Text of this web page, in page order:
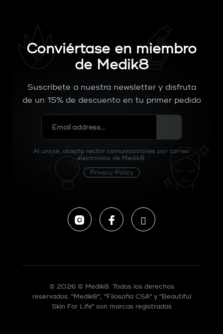
Conviértase en miembro
de Medik8
Suscríbete a nuestra newsletter y disfruta
de un 15% de descuento en tu primer pedido
Al unirse, acepta recibir comunicaciones por correo
electrónico de Medik8.
Privacy Policy
© 2026 © Medik8. Todos los derechos
reservados. "Medik8", "Filosofía CSA" y "Beautiful
Skin For Life" son marcas registradas
InstagramFacebookTiktok